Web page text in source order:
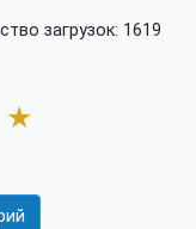
загрузок: 1619
★